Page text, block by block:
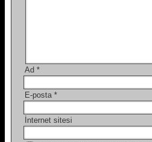
Ad *
E-posta *
İnternet sitesi